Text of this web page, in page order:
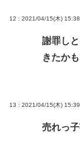
12 : 2021/04/15(木)
謝罪し
きたか
13 : 2021/04/15(木)
売れっ